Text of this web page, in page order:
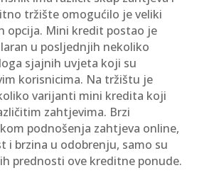
tržište omogućilo je veliki
opcija. Mini kredit postao je
u posljednjih nekoliko
sjajnih uvjeta koji su
korisnicima. Na tržištu je
varijanti mini kredita koji
zahtjevima. Brzi
podnošenja zahtjeva online,
i brzina u odobrenju, samo su
prednosti ove kreditne ponude.